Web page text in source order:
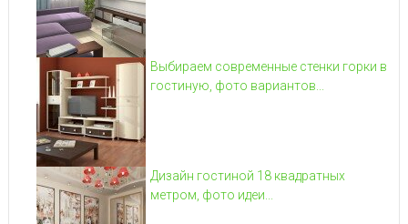
Выбираем современные стенки горки в
гостиную, фото вариантов...
Дизайн гостиной 18 квадратных
метром, фото идеи...